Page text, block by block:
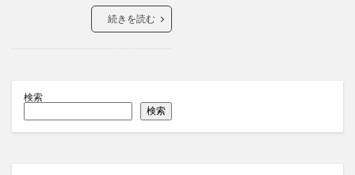
続きを読む
検索
検索